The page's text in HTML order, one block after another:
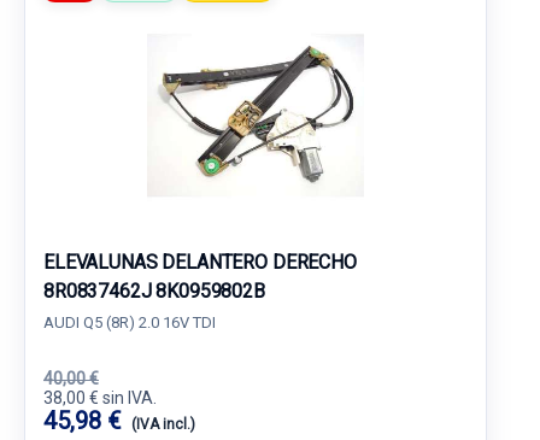
ELEVALUNAS DELANTERO DERECHO
8R0837462J 8K0959802B
AUDI Q5 (8R) 2.0 16V TDI
40,00 €
38,00 € sin IVA.
45,98 € (IVA incl.)